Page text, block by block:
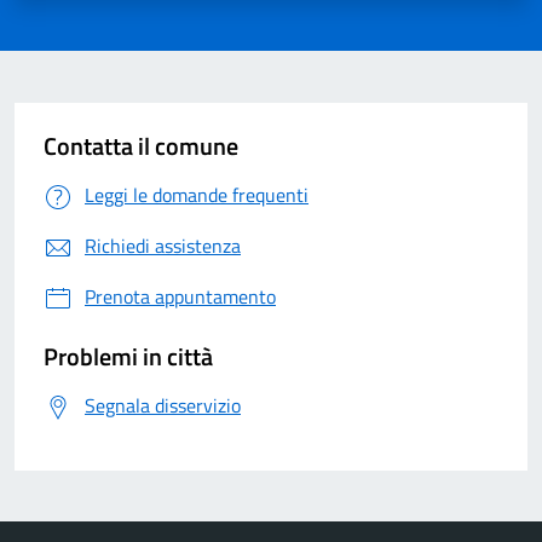
Contatta il comune
Leggi le domande frequenti
Richiedi assistenza
Prenota appuntamento
Problemi in città
Segnala disservizio